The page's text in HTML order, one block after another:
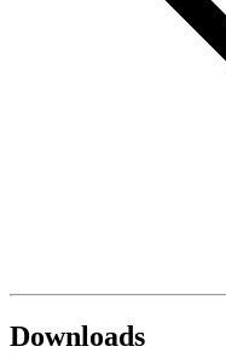
Downloads